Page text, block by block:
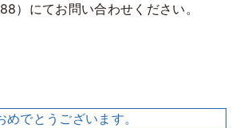
）にてお問い合わせください。
めでとうございます。